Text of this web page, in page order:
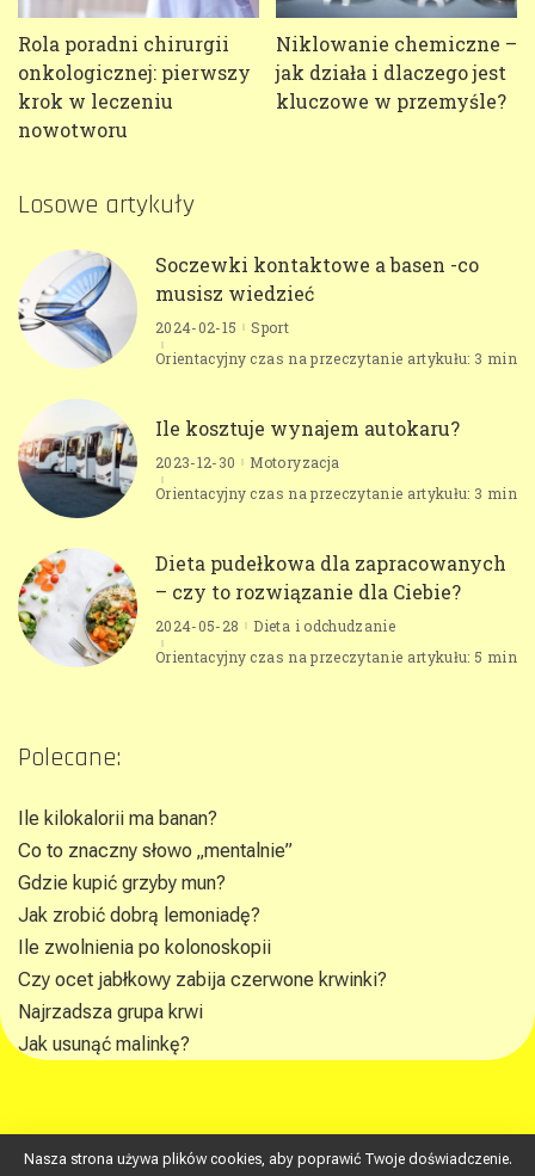
Rola poradni chirurgii
onkologicznej: pierwszy
krok w leczeniu
nowotworu
Niklowanie chemiczne –
jak działa i dlaczego jest
kluczowe w przemyśle?
Losowe artykuły
Soczewki kontaktowe a basen -co
musisz wiedzieć
2024-02-15
Sport
Orientacyjny czas na przeczytanie artykułu: 3 min
Ile kosztuje wynajem autokaru?
2023-12-30
Motoryzacja
Orientacyjny czas na przeczytanie artykułu: 3 min
Dieta pudełkowa dla zapracowanych
– czy to rozwiązanie dla Ciebie?
2024-05-28
Dieta i odchudzanie
Orientacyjny czas na przeczytanie artykułu: 5 min
Polecane:
Ile kilokalorii ma banan?
Co to znaczny słowo „mentalnie”
Gdzie kupić grzyby mun?
Jak zrobić dobrą lemoniadę?
Ile zwolnienia po kolonoskopii
Czy ocet jabłkowy zabija czerwone krwinki?
Najrzadsza grupa krwi
Jak usunąć malinkę?
Nasza strona używa plików cookies, aby poprawić Twoje doświadczenie.